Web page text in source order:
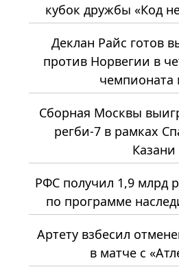
кубок дружбы «Код
Деклан Райс готов
против Норвегии в
чемпионата
Сборная Москвы
регби-7 в рамках
Казани
РФС получил 1,9 млрд
по программе
Артету взбесил
в матче с